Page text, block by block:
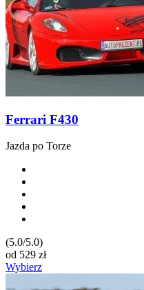
Ferrari F430
Jazda po Torze
(5.0/5.0)
od 529 zł
Wybierz